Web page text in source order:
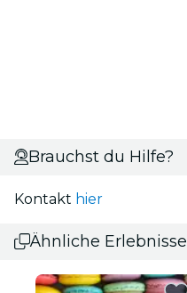
Brauchst du Hilfe?
Kontakt hier
Ähnliche Erlebnisse